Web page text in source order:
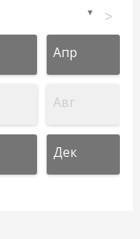
▼ >
Апр
Авг
Дек